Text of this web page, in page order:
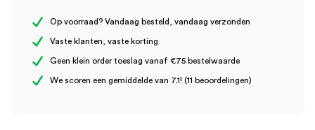
Uitvoering
(1)” te beoordelen
Op voorraad? Vandaag besteld, vandaag verzonden
Vaste klanten, vaste korting
Geen klein order toeslag vanaf €75 bestelwaarde
We scoren een gemiddelde van 7.1! (11 beoordelingen)